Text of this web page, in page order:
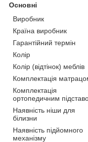
Основні
Виробник
Країна виробник
Гарантійний термін
Колір
Колір (відтінок) меблів
Комплектація
Комплектація
ортопедичним
Наявність ніши для
білизни
Наявність підйомного
механізму